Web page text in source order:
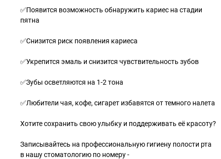
✅Появится возможность обнаружить кариес на стадии
пятна
✅Снизится риск появления кариеса
✅Укрепится эмаль и снизится чувствительность зубов
✅Зубы осветляются на 1-2 тона
✅Любители чая, кофе, сигарет избавятся от темного налета
Хотите сохранить свою улыбку и поддерживать её красоту?
Записывайтесь на профессиональную гигиену полости рта
в нашу стоматологию по номеру -